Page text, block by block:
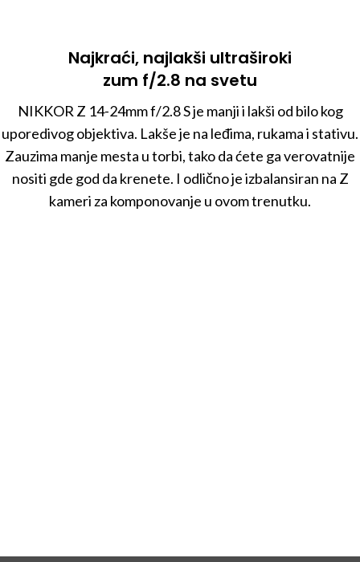
Najkraći, najlakši ultraširoki
zum f/2.8 na svetu
NIKKOR Z 14-24mm f/2.8 S je manji i lakši od bilo kog
uporedivog objektiva. Lakše je na leđima, rukama i stativu.
Zauzima manje mesta u torbi, tako da ćete ga verovatnije
nositi gde god da krenete. I odlično je izbalansiran na Z
kameri za komponovanje u ovom trenutku.